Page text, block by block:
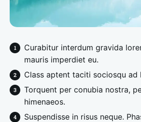
Curabitur interdum gravida
mauris imperdiet eu.
Class aptent taciti sociosqu ad
Torquent per conubia nostra,
himenaeos.
Suspendisse in risus neque.